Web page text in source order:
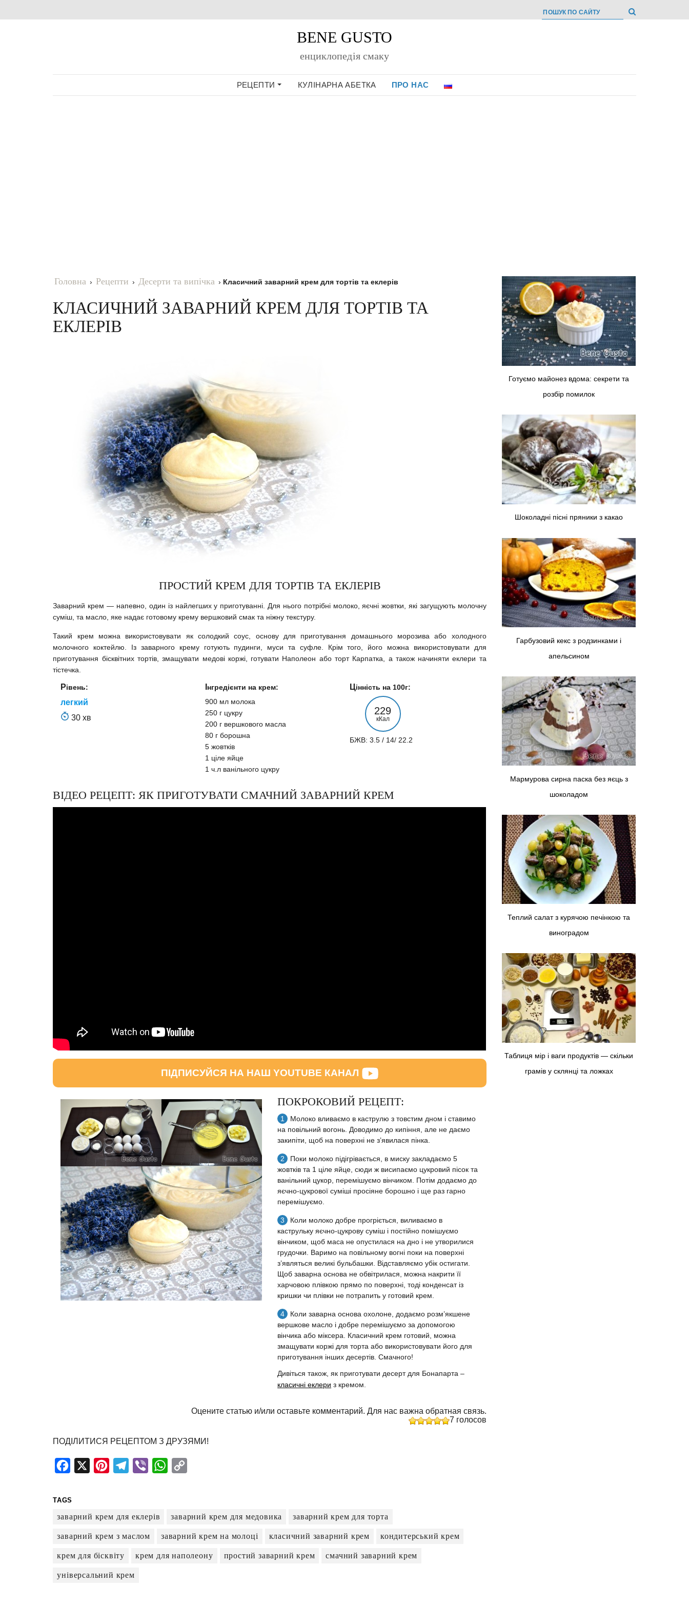
BENE GUSTO
енциклопедiя смаку
РЕЦЕПТИ КУЛІНАРНА АБЕТКА ПРО НАС
Головна › Рецепти › Десерти та випічка › Класичний заварний крем для тортів та еклерів
КЛАСИЧНИЙ ЗАВАРНИЙ КРЕМ ДЛЯ ТОРТІВ ТА
ЕКЛЕРІВ
ПРОСТИЙ КРЕМ ДЛЯ ТОРТІВ ТА ЕКЛЕРІВ
Заварний крем — напевно, один із найлегших у приготуванні. Для нього потрібні молоко, яєчні жовтки, які загущують молочну
суміш, та масло, яке надає готовому крему вершковий смак та ніжну текстуру.
Такий крем можна використовувати як солодкий соус, основу для приготування домашнього морозива або холодного
молочного коктейлю. Із заварного крему готують пудинги, муси та суфле. Крім того, його можна використовувати для
приготування бісквітних тортів, змащувати медові коржі, готувати Наполеон або торт Карпатка, а також начиняти еклери та
тістечка.
Рівень:
легкий
30 хв
Інгредієнти на крем:
900 мл молока
250 г цукру
200 г вершкового масла
80 г борошна
5 жовтків
1 ціле яйце
1 ч.л ванільного цукру
Цінність на 100г:
229
кКал
БЖВ: 3.5 / 14/ 22.2
ВІДЕО РЕЦЕПТ: ЯК ПРИГОТУВАТИ СМАЧНИЙ ЗАВАРНИЙ КРЕМ
ПІДПИСУЙСЯ НА НАШ YOUTUBE КАНАЛ
ПОКРОКОВИЙ РЕЦЕПТ:
Молоко вливаємо в каструлю з товстим дном і ставимо
на повільний вогонь. Доводимо до кипіння, але не даємо
закипіти, щоб на поверхні не з’явилася пінка.
Поки молоко підігрівається, в миску закладаємо 5
жовтків та 1 ціле яйце, сюди ж висипаємо цукровий пісок та
ванільний цукор, перемішуємо вінчиком. Потім додаємо до
яєчно-цукрової суміші просіяне борошно і ще раз гарно
перемішуємо.
Коли молоко добре прогріється, виливаємо в
каструльку яєчно-цукрову суміш і постійно помішуємо
вінчиком, щоб маса не опустилася на дно і не утворилися
грудочки. Варимо на повільному вогні поки на поверхні
з’являться великі бульбашки. Відставляємо убік остигати.
Щоб заварна основа не обвітрилася, можна накрити її
харчовою плівкою прямо по поверхні, тоді конденсат із
кришки чи плівки не потрапить у готовий крем.
Коли заварна основа охолоне, додаємо розм’якшене
вершкове масло і добре перемішуємо за допомогою
вінчика або міксера. Класичний крем готовий, можна
змащувати коржі для торта або використовувати його для
приготування інших десертів. Смачного!
Дивіться також, як приготувати десерт для Бонапарта –
класичні еклери з кремом.
Оцените статью и/или оставьте комментарий. Для нас важна обратная связь.
7 голосов
ПОДІЛИТИСЯ РЕЦЕПТОМ З ДРУЗЯМИ!
Facebook
X PinterestTelegram
Viber WhatsApp
TAGS
заварний крем для еклерів заварний крем для медовика заварний крем для торта
заварний крем з маслом заварний крем на молоці класичний заварний крем кондитерський крем
крем для бісквіту крем для наполеону простий заварний крем смачний заварний крем
універсальний крем
Готуємо майонез вдома: секрети та
розбір помилок
Шоколадні пісні пряники з какао
Гарбузовий кекс з родзинками і
апельсином
Мармурова сирна паска без яєць з
шоколадом
Теплий салат з курячою печінкою та
виноградом
Таблиця мір і ваги продуктів — скільки
грамів у склянці та ложках